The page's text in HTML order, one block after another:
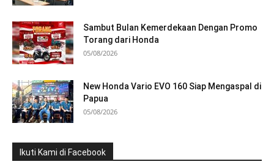
Sambut Bulan Kemerdekaan Dengan Promo
Torang dari Honda
05/08/2026
New Honda Vario EVO 160 Siap Mengaspal di
Papua
05/08/2026
Ikuti Kami di Facebook